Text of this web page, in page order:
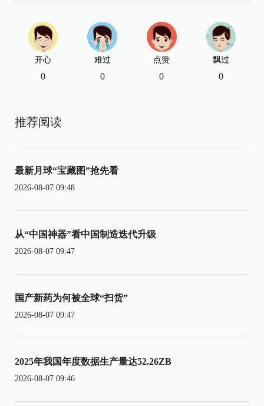
开心
0
难过
0
点赞
0
飘过
0
推荐阅读
最新月球“宝藏图”抢先看
2026-08-07 09:48
从“中国神器”看中国制造迭代升级
2026-08-07 09:47
国产新药为何被全球“扫货”
2026-08-07 09:47
2025年我国年度数据生产量达52.26ZB
2026-08-07 09:46